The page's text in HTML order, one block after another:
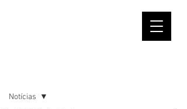
Notícias